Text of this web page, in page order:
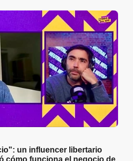
un influencer libertario